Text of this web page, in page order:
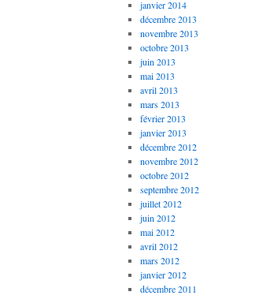
janvier 2014
décembre 2013
novembre 2013
octobre 2013
juin 2013
mai 2013
avril 2013
mars 2013
février 2013
janvier 2013
décembre 2012
novembre 2012
octobre 2012
septembre 2012
juillet 2012
juin 2012
mai 2012
avril 2012
mars 2012
janvier 2012
décembre 2011